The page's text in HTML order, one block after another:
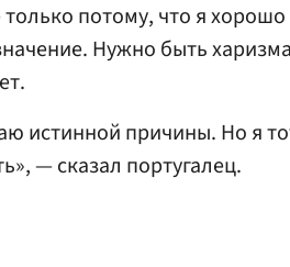
только потому, что я
Нужно быть
иcтинной причины. Но я
— сказал португалец.